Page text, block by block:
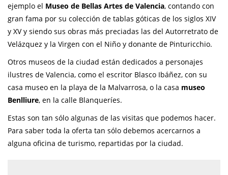
ejemplo el Museo de Bellas Artes de Valencia, contando con
gran fama por su colección de tablas góticas de los siglos XIV
y XV y siendo sus obras más preciadas las del Autorretrato de
Velázquez y la Virgen con el Niño y donante de Pinturicchio.
Otros museos de la ciudad están dedicados a personajes
ilustres de Valencia, como el escritor Blasco Ibáñez, con su
casa museo en la playa de la Malvarrosa, o la casa museo
Benlliure, en la calle Blanqueríes.
Estas son tan sólo algunas de las visitas que podemos hacer.
Para saber toda la oferta tan sólo debemos acercarnos a
alguna oficina de turismo, repartidas por la ciudad.